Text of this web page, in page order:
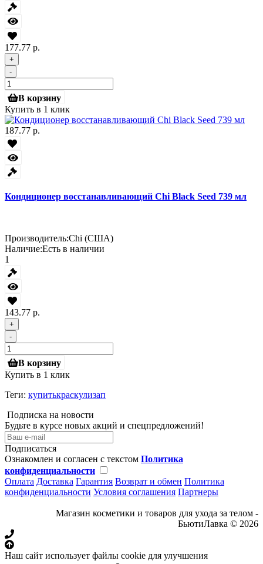
177.77 р.
+
-
В корзину
Купить в 1 клик
187.77 р.
Кондиционер восстанавливающий Chi Black Seed 739 мл
Производитель:Chi (США)
Наличие:Есть в наличии
1
143.77 р.
+
-
В корзину
Купить в 1 клик
Теги: купитькраскулизап
Подписка на новости
Будьте в курсе новых акций и спецпредложений!
Подписаться
Ознакомлен и согласен с текстом Политика
конфиденциальности
Оплата Доставка Гарантия Возврат и обмен Политика
конфиденциальности Условия соглашения Партнеры
Магазин косметики и товаров для ухода за телом -
БьютиЛавка © 2026
Наш сайт использует файлы cookie для улучшения